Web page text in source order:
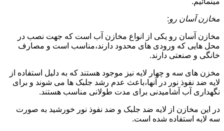
مخازن آسان رو:
مخازن آسان رو یکی از انواع مخازن آب است که جهت نصب در
محل هایی که ورودی های محدود دارند،مناسب است و مصارف
خانگی و صنعتی دارند.
مخزن های سه و چهار لایه نیز موجود هستند که به دلیل استفاده از
لایه ضد نفوذ نور در آنها،باعث عدم رشد جلبک ها می شوند و برای
نگهداری آب آشامیدنی برای مدت طولانی مناسب هستند.
در این مخازن از لایه ضد جلبک و ضد نفوذ نور خورشید به صورت
سه لایه استفاده شده است.